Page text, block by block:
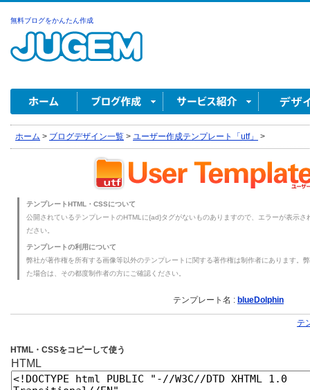
無料ブログをかんたん作成
ホーム > ブログデザイン一覧 > ユーザー作成テンプレート「utf」 >
テンプレートHTML・CSSについて
公開されているテンプレートのHTMLに{ad}タグがないものありますので、エラーが表示
ださい。
テンプレートの利用について
弊社が著作権を所有する画像等以外のテンプレートに関する著作権は制作者にあります。
た場合は、その都度制作者の方にご確認ください。
テンプレート名 : blueDolphin
テ
HTML・CSSをコピーして使う
HTML